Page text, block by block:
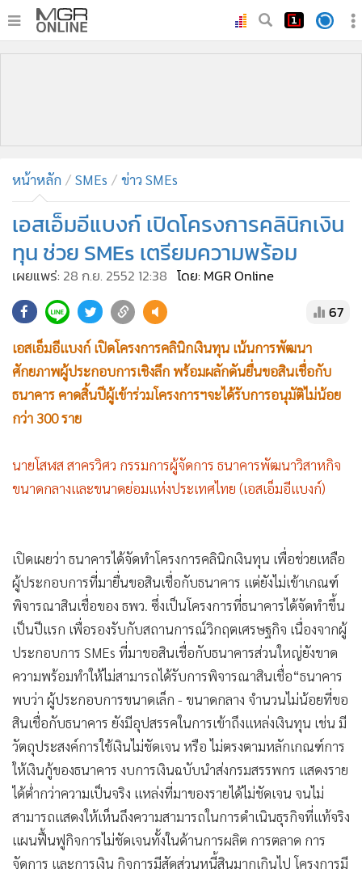
• บันเทิง
ผู้จัดการรายวัน
• คอลัมนิสต์
• ละคร
• Cyber BIZ
ผู้จัดกวน
•
Good health & Well-being
• Green Innovation & SD
• Management & HR
• Infographic
• การเมือง
• ต่างประเทศ
• Special Scoop
• เศรษฐกิจ-ธุรกิจ
• จีน
• ชุมชน-คุณภาพชีวิต
อาชญากรรม
•
Motoring
•
เกม
• วิทยาศาสตร์
• SMEs
• หุ้น
• อินโดจีน
• กองทุนรวม
หน้าหลัก SMEs ข่าว SMEs
เอสเอ็มอีแบงก์ เปิดโครงการคลินิกเงิน
ทุน ช่วย SMEs เตรียมความพร้อม
เผยแพร่: 28 ก.ย. 2552 12:38 โดย: MGR Online
67
เอสเอ็มอีแบงก์ เปิดโครงการคลินิกเงินทุน เน้นการพัฒนา
ศักยภาพผู้ประกอบการเชิงลึก พร้อมผลักดันยื่นขอสินเชื่อกับ
ธนาคาร คาดสิ้นปีผู้เข้าร่วมโครงการฯจะได้รับการอนุมัติไม่น้อย
กว่า 300 ราย
นายโสฬส สาครวิศว กรรมการผู้จัดการ ธนาคารพัฒนาวิสาหกิจ
ขนาดกลางและขนาดย่อมแห่งประเทศไทย (เอสเอ็มอีแบงก์)
เปิดเผยว่า ธนาคารได้จัดทำโครงการคลินิกเงินทุน เพื่อช่วยเหลือ
ผู้ประกอบการที่มายื่นขอสินเชื่อกับธนาคาร แต่ยังไม่เข้าเกณฑ์
พิจารณาสินเชื่อของ ธพว. ซึ่งเป็นโครงการที่ธนาคารได้จัดทำขึ้น
เป็นปีแรก เพื่อรองรับกับสถานการณ์วิกฤตเศรษฐกิจ เนื่องจากผู้
ประกอบการ SMEs ที่มาขอสินเชื่อกับธนาคารส่วนใหญ่ยังขาด
ความพร้อมทำให้ไม่สามารถได้รับการพิจารณาสินเชื่อ“ธนาคาร
พบว่า ผู้ประกอบการขนาดเล็ก - ขนาดกลาง จำนวนไม่น้อยที่ขอ
สินเชื่อกับธนาคาร ยังมีอุปสรรคในการเข้าถึงแหล่งเงินทุน เช่น มี
วัตถุประสงค์การใช้เงินไม่ชัดเจน หรือ ไม่ตรงตามหลักเกณฑ์การ
ให้เงินกู้ของธนาคาร งบการเงินฉบับนำส่งกรมสรรพกร แสดงราย
ได้ต่ำกว่าความเป็นจริง แหล่งที่มาของรายได้ไม่ชัดเจน จนไม่
สามารถแสดงให้เห็นถึงความสามารถในการดำเนินธุรกิจที่แท้จริง
แผนฟื้นฟูกิจการไม่ชัดเจนทั้งในด้านการผลิต การตลาด การ
จัดการ และการเงิน กิจการมีสัดส่วนหนี้สินมากเกินไป โครงการมี